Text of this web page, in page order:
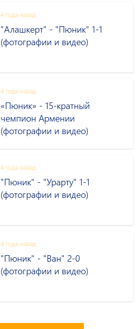
4 года назад
"Алашкерт" - "Пюник" 1-1
(фотографии и видео)
4 года назад
«Пюник» - 15-кратный
чемпион Армении
(фотографии и видео)
4 года назад
"Пюник" - "Урарту" 1-1
(фотографии и видео)
4 года назад
"Пюник" - "Ван" 2-0
(фотографии и видео)